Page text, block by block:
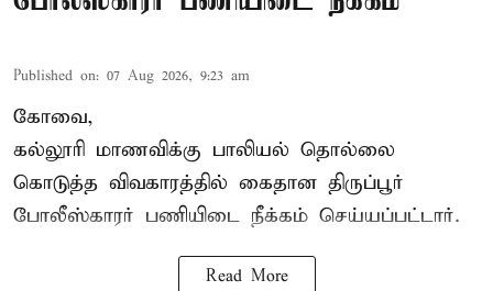
Published on: 07 Aug 2026, 9:23 am
கோவை,
கல்லூரி மாணவிக்கு பாலியல் தொல்லை
கொடுத்த விவகாரத்தில் கைதான திருப்பூர்
போலீஸ்காரர் பணியிடை நீக்கம் செய்யப்பட்டார்.
Read More